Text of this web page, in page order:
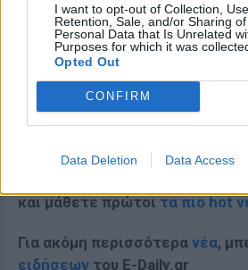
I want to opt-out of Collection, Use,
Retention, Sale, and/or Sharing
Personal Data that Is Unrelated
Purposes for which it was
Opted Out
CONFIRM
Data Deletion Data Access
και μάθετε πρώτοι τα πιο hot
Για ακόμη περισσότερα νέα,
ειδήσεων του E-Daily.gr